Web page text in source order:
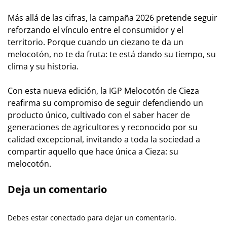
Más allá de las cifras, la campaña 2026 pretende seguir
reforzando el vínculo entre el consumidor y el
territorio. Porque cuando un ciezano te da un
melocotón, no te da fruta: te está dando su tiempo, su
clima y su historia.
Con esta nueva edición, la IGP Melocotón de Cieza
reafirma su compromiso de seguir defendiendo un
producto único, cultivado con el saber hacer de
generaciones de agricultores y reconocido por su
calidad excepcional, invitando a toda la sociedad a
compartir aquello que hace única a Cieza: su
melocotón.
Deja un comentario
Debes estar conectado para dejar un comentario.